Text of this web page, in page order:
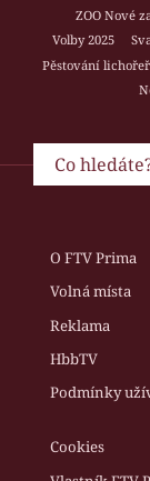
ZOO Nové
Volby 2025
Pěstování
O FTV Prima
Volná místa
Reklama
HbbTV
Podmínky
Cookies